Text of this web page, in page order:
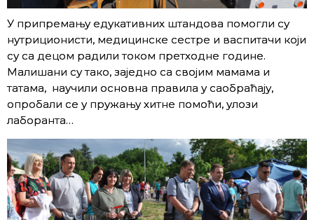
У припремању едукативних штандова помогли су
нутриционисти, медицинске сестре и васпитачи који
су са децом радили током претходне године.
Малишани су тако, заједно са својим мамама и
татама, научили основна правила у саобраћају,
опробали се у пружању хитне помоћи, улози
лаборанта…